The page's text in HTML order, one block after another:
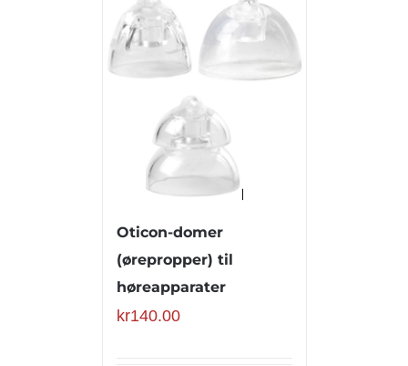
Oticon-domer
(ørepropper) til
høreapparater
kr140.00